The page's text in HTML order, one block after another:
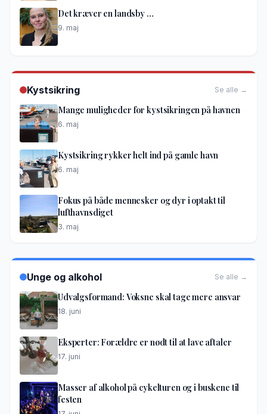
Det kræver en landsby …
9. maj
Kystsikring Se alle →
Mange muligheder for kystsikringen på havnen
6. maj
Kystsikring rykker helt ind på gamle havn
6. maj
Fokus på både mennesker og dyr i optakt til
lufthavnsdiget
3. maj
Unge og alkohol Se alle →
Udvalgsformand: Voksne skal tage mere ansvar
18. juni
Eksperter: Forældre er nødt til at lave aftaler
17. juni
Masser af alkohol på cykelturen og i buskene til
festen